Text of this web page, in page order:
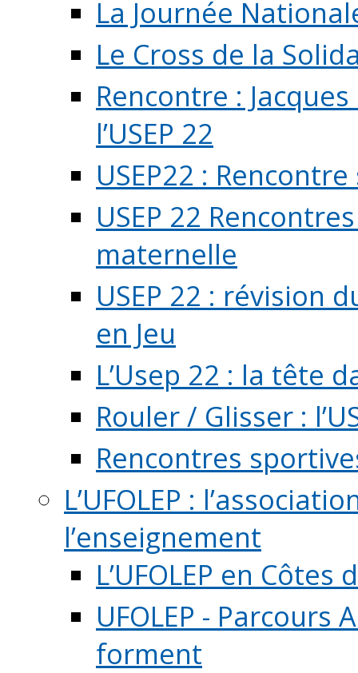
La Journée
Le Cross de la
Rencontre :
l’USEP 22
USEP22 :
USEP 22
maternelle
USEP 22 : révision
en Jeu
L’Usep 22 : la tête
Rouler / Glisser :
Rencontres
L’UFOLEP :
l’enseignement
L’UFOLEP en Côtes
UFOLEP -
forment